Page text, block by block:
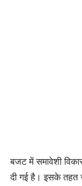
बजट में समावेशी
दी गई है। इसके तहत